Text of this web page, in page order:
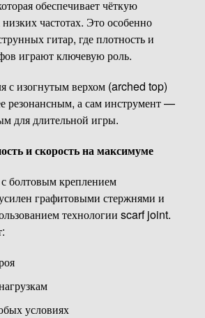
обеспечивает чёткую
частотах. Это особенно
гитар, где плотность и
играют ключевую роль.
с изогнутым верхом (arched top)
резонансным, а сам инструмент —
для длительной игры.
и скорость на максимуме
болтовым креплением
графитовыми стержнями и
технологии scarf joint.
условиях